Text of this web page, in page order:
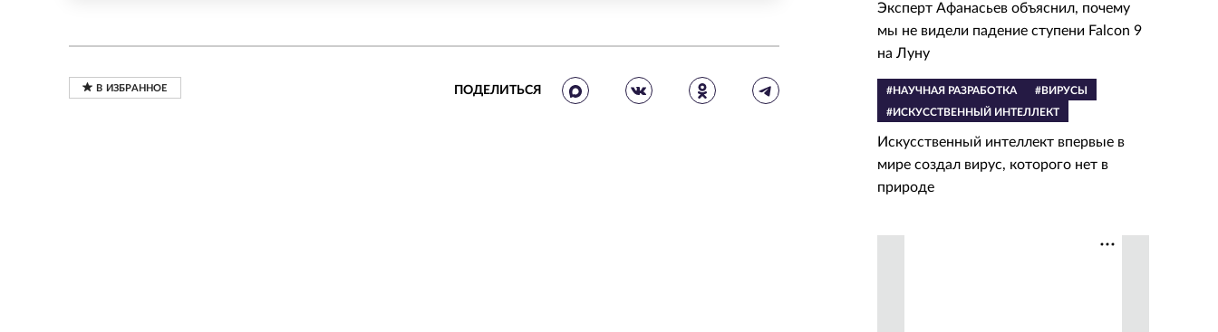
ПОДЕЛИТЬСЯ
Эксперт Афанасьев объяснил, почему
мы не видели падение ступени Falcon 9
на Луну
#НАУЧНАЯ РАЗРАБОТКА
#ВИРУСЫ
#ИСКУССТВЕННЫЙ ИНТЕЛЛЕКТ
Искусственный интеллект впервые в
мире создал вирус, которого нет в
природе